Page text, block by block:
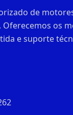
de
Oferecemos os
e suporte